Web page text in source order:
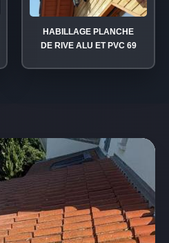
HABILLAGE PLANCHE
DE RIVE ALU ET PVC 69